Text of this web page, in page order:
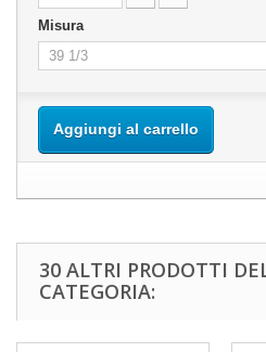
Misura
Aggiungi al carrello
30 ALTRI PRODOTTI
CATEGORIA: